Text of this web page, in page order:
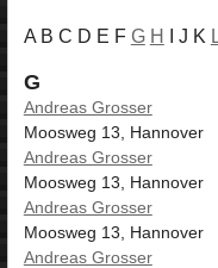
A B C D E F G H I J K
G
Andreas Grosser
Moosweg 13, Hannover
Andreas Grosser
Moosweg 13, Hannover
Andreas Grosser
Moosweg 13, Hannover
Andreas Grosser